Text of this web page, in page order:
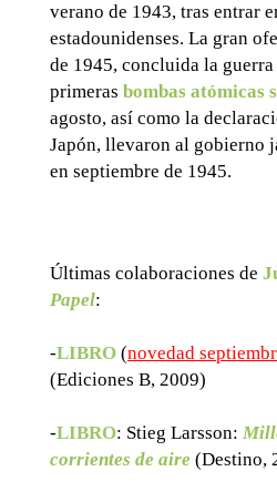
verano de 1943, tras entrar
estadounidenses. La gran
de 1945, concluida la
primeras bombas atómicas
agosto, así como la
Japón, llevaron al gobierno
en septiembre de 1945.
Últimas colaboraciones de
Papel:
-LIBRO (novedad
(Ediciones B, 2009)
-LIBRO: Stieg Larsson:
corrientes de aire (Destino,